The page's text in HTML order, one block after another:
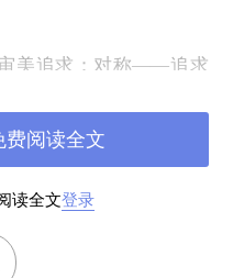
美追求：对称——追求
惑的对称性。
间的方向：时间正着
顿的万有引力，爱因
读全文登录
费阅读全文